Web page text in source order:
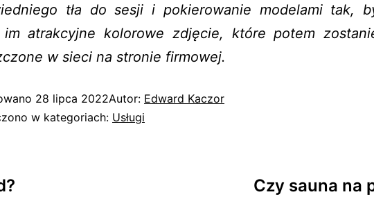
tła do sesji i pokierowanie modelami tak,
atrakcyjne kolorowe zdjęcie, które potem
w sieci na stronie firmowej.
28 lipca 2022Autor: Edward Kaczor
w kategoriach: Usługi
Czy sauna na